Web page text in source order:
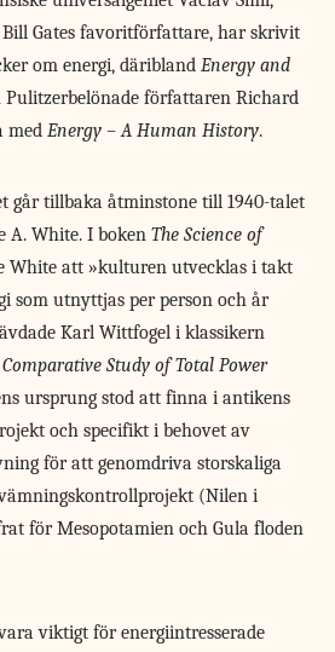
Gates favoritförfattare, har skrivit
om energi, däriblandEnergy and
Pulitzerbelönade författaren Richard
medEnergy – A Human History.
går tillbaka åtminstone till 1940-talet
A. White. I bokenThe Science of
White att »kulturen utvecklas i takt
som utnyttjas per person och år
Karl Wittfogel i klassikern
Study of Total Power
ursprung stod att finna i antikens
och specifikt i behovet av
för att genomdriva storskaliga
(Nilen i
för Mesopotamien och Gula floden
viktigt för energiintresserade